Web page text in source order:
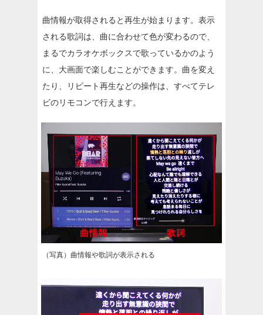
曲情報が取得されると再生が始まります。表示
される歌詞は、曲に合わせて色が変わるので、
まるでカラオケボックスで歌っているかのよう
に、大画面で楽しむことができます。曲を変え
たり、リピート再生などの操作は、すべてテレ
ビのリモコンで行えます。
（写真）曲情報や歌詞が表示される